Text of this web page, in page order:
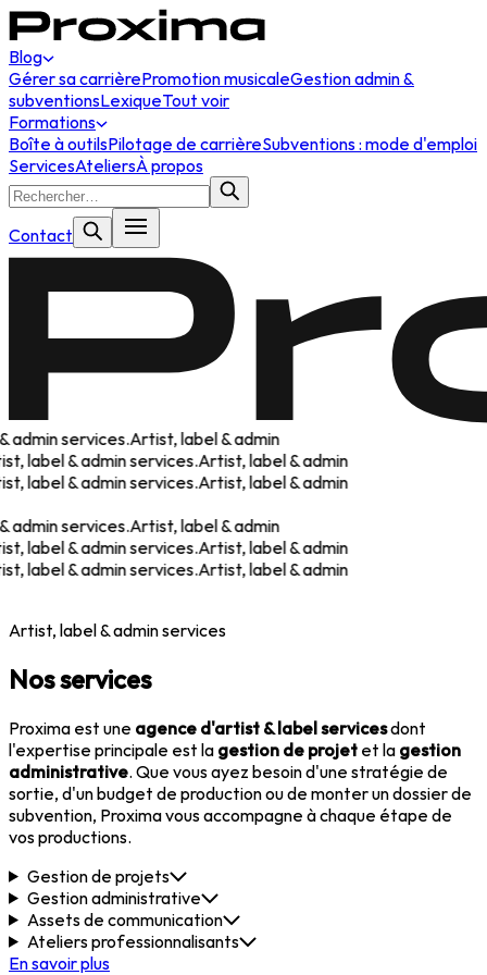
Blog
Gérer sa carrièrePromotion musicaleGestion admin &
subventionsLexiqueTout voir
Formations
Boîte à outilsPilotage de carrièreSubventions : mode d'emploi
ServicesAteliersÀ propos
Contact
services.Artist, label & admin
label & admin services.Artist, label & admin
label & admin services.Artist, label & admin
services.Artist, label & admin
label & admin services.Artist, label & admin
label & admin services.Artist, label & admin
Artist, label & admin services
Nos services
Proxima est une agence d'artist & label servicesdont
l'expertise principale est la gestion de projet et la gestion
administrative. Que vous ayez besoin d'une stratégie de
sortie, d'un budget de production ou de monter un dossier de
subvention, Proxima vous accompagne à chaque étape de
vos productions.
Gestion de projets
Gestion administrative
Assets de communication
Ateliers professionnalisants
En savoir plus